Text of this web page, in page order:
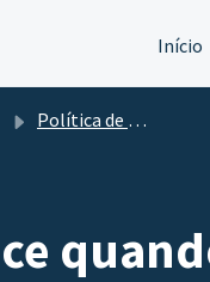
Início
Política de pagamento e caminho para uma conta real